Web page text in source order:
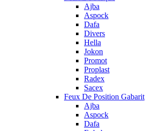
Ajba
Aspock
Dafa
Divers
Hella
Jokon
Promot
Proplast
Radex
Sacex
Feux De Position Gabarit
Ajba
Aspock
Dafa